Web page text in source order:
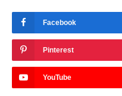
Facebook
Pinterest
YouTube